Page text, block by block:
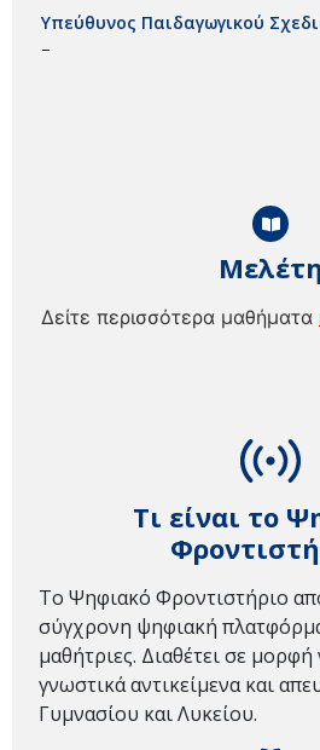
Τι είναι το
Το Ψηφιακό Φροντιστήριο
σύγχρονη ψηφιακή
μαθήτριες. Διαθέτει σε
γνωστικά αντικείμενα και
Γυμνασίου και Λυκείου.
Μελέτη
Δείτε περισσότερα μαθήματα
Υπεύθυνος Παιδαγωγικού
–